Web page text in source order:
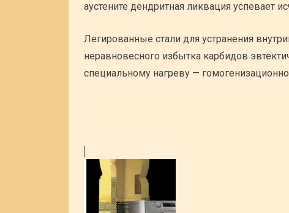
аустените дендритная ликвация успевает
Легированные стали для устранения
неравновесного избытка карбидов
специальному нагреву —